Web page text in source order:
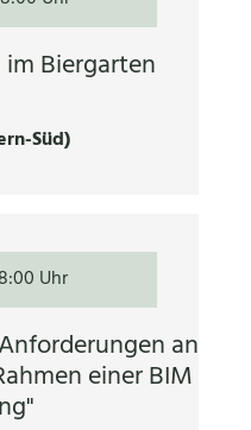
Biergarten
Süd)
Uhr
an
einer BIM